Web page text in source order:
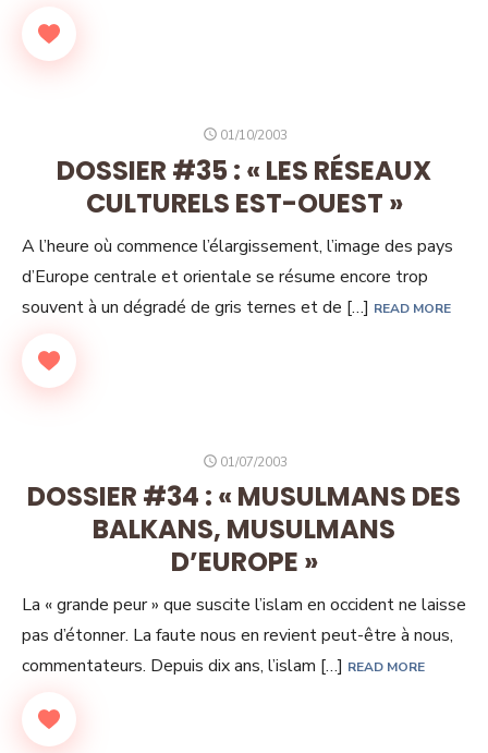
POSTED
01/10/2003
DOSSIER #35 : « LES RÉSEAUX
CULTURELS EST-OUEST »
A l’heure où commence l’élargissement, l’image des pays
d’Europe centrale et orientale se résume encore trop
souvent à un dégradé de gris ternes et de […] READ MORE
POSTED
01/07/2003
DOSSIER #34 : « MUSULMANS DES
BALKANS, MUSULMANS
D’EUROPE »
La « grande peur » que suscite l’islam en occident ne laisse
pas d’étonner. La faute nous en revient peut-être à nous,
commentateurs. Depuis dix ans, l’islam […] READ MORE